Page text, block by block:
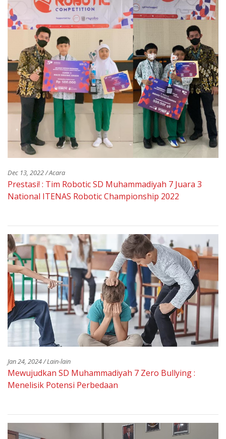
Dec 13, 2022 / Acara
Prestasi! : Tim Robotic SD Muhammadiyah 7 Juara 3
National ITENAS Robotic Championship 2022
Jan 24, 2024 / Lain-lain
Mewujudkan SD Muhammadiyah 7 Zero Bullying :
Menelisik Potensi Perbedaan